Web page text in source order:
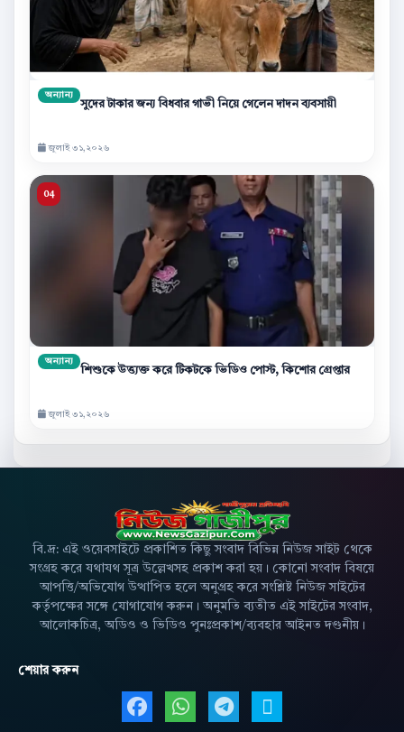
অন্যান্য
সুদের টাকার জন্য বিধবার গাভী নিয়ে গেলেন দাদন ব্যবসায়ী
জুলাই ৩১,২০২৬
অন্যান্য
শিশুকে উত্ত্যক্ত করে টিকটকে ভিডিও পোস্ট, কিশোর গ্রেপ্তার
জুলাই ৩১,২০২৬
বি.দ্র: এই ওয়েবসাইটে প্রকাশিত কিছু সংবাদ বিভিন্ন নিউজ সাইট থেকে
সংগ্রহ করে যথাযথ সূত্র উল্লেখসহ প্রকাশ করা হয়। কোনো সংবাদ বিষয়ে
আপত্তি/অভিযোগ উত্থাপিত হলে অনুগ্রহ করে সংশ্লিষ্ট নিউজ সাইটের
কর্তৃপক্ষের সঙ্গে যোগাযোগ করুন। অনুমতি ব্যতীত এই সাইটের সংবাদ,
আলোকচিত্র, অডিও ও ভিডিও পুনঃপ্রকাশ/ব্যবহার আইনত দণ্ডনীয়।
শেয়ার করুন
Facebook এ শেয়ার করুন
WhatsApp এ শেয়ার করুন
Telegram এ শেয়ার